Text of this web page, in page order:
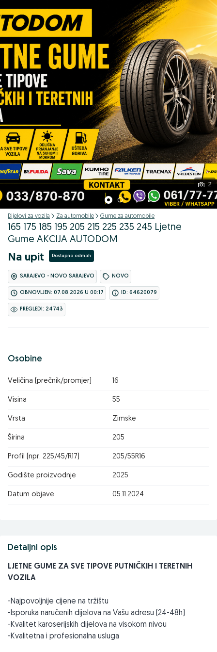
2
Dijelovi za vozila Za automobile Gume za automobile
165 175 185 195 205 215 225 235 245 Ljetne
Gume AKCIJA AUTODOM
Na upit Dostupno odmah
SARAJEVO - NOVO SARAJEVO NOVO
OBNOVLJEN: 07.08.2026 U 00:17 ID: 64620079
PREGLEDI: 24743
Osobine
Veličina (prečnik/promjer) 16
Visina 55
Vrsta Zimske
Širina 205
Profil (npr. 225/45/R17) 205/55R16
Godište proizvodnje 2025
Datum objave 05.11.2024
Detaljni opis
LJETNE GUME ZA SVE TIPOVE PUTNIČKIH I TERETNIH
VOZILA
-Najpovoljnije cijene na tržištu
-Isporuka naručenih dijelova na Vašu adresu (24-48h)
-Kvalitet karoserijskih dijelova na visokom nivou
-Kvalitetna i profesionalna usluga